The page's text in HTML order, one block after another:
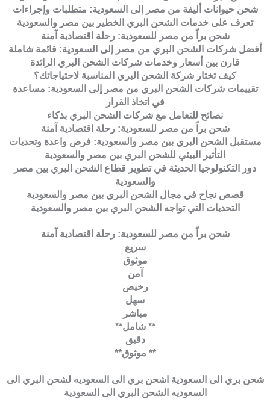
شحن حيوانات أليفة من مصر إلى السعودية: متطلبات وإجراءات
تعرف على خدمات الشحن البري الخطير بين مصر والسعودية
شحن براً من مصر للسعودية: رحلة اقتصادية آمنة
أفضل شركات الشحن البري من مصر إلى السعودية: قائمة شاملة
قارن بين أسعار وخدمات شركات الشحن البري الرائدة
كيف تختار شركة الشحن البري المناسبة لاحتياجاتك؟
تقييمات شركات الشحن البري من مصر إلى السعودية: مساعدة
في اتخاذ القرار
نصائح للتعامل مع شركات الشحن البري بذكاء
شحن براً من مصر للسعودية: رحلة اقتصادية آمنة
مستقبل الشحن البري بين مصر والسعودية: فرص واعدة وتحديات
التأثير البيئي للشحن البري بين مصر والسعودية
دور التكنولوجيا الحديثة في تطوير قطاع الشحن البري بين مصر
والسعودية
قصص نجاح في مجال الشحن البري بين مصر والسعودية
التحديات التي تواجه الشحن البري بين مصر والسعودية
شحن براً من مصر للسعودية: رحلة اقتصادية آمنة
سريع
موثوق
آمن
رخيص
سهل
مباشر
** شامل**
دقيق
** موثوق**
شحن بري الى السعودية اشحن بري الى السعوديه لشحن البري الى
السعوديه الشحن البري الى السعودية